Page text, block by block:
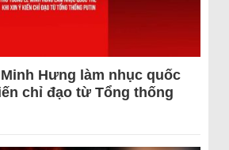
Hưng làm nhục quốc
chỉ đạo từ Tổng thống